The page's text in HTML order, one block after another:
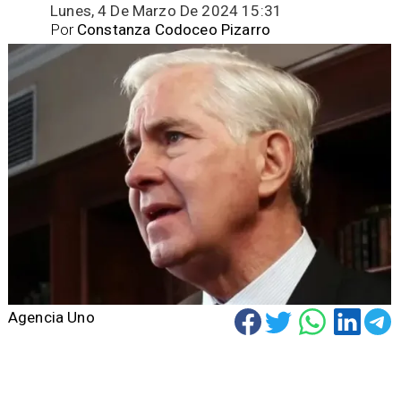
Lunes, 4 De Marzo De 2024 15:31
Constanza Codoceo Pizarro
Por
Agencia Uno